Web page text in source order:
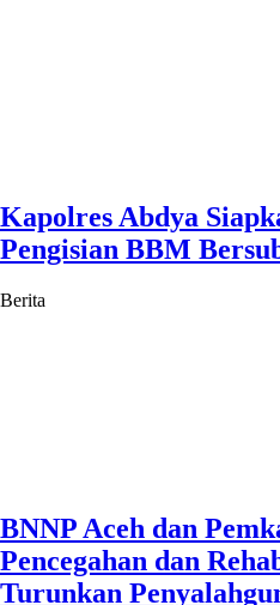
Kapolres Abdya
Pengisian BBM
Berita
BNNP Aceh dan
Pencegahan dan
Turunkan